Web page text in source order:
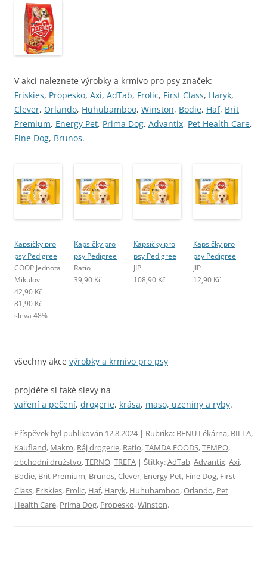
V akci naleznete výrobky a krmivo pro psy značek:
Friskies, Propesko, Axi, AdTab, Frolic, First Class, Haryk,
Clever, Orlando, Huhubamboo, Winston, Bodie, Haf, Brit
Premium, Energy Pet, Prima Dog, Advantix, Pet Health Care,
Fine Dog, Brunos.
Kapsičky pro
psy Pedigree
COOP Jednota
Mikulov
42,90 Kč
81,90 Kč
sleva 48%
Kapsičky pro
psy Pedigree
Ratio
39,90 Kč
Kapsičky pro
psy Pedigree
JIP
108,90 Kč
Kapsičky pro
psy Pedigree
JIP
12,90 Kč
všechny akce výrobky a krmivo pro psy
projděte si také slevy na
vaření a pečení, drogerie, krása, maso, uzeniny a ryby.
Příspěvek byl publikován 12.8.2024| Rubrika: BENU Lékárna, BILLA,
Kaufland, Makro, Ráj drogerie, Ratio,TAMDA FOODS,TEMPO,
obchodní družstvo,TERNO,TREFA | Štítky:AdTab,Advantix,Axi,
Bodie, Brit Premium, Brunos,Clever, Energy Pet, Fine Dog, First
Class, Friskies, Frolic, Haf, Haryk, Huhubamboo,Orlando, Pet
Health Care, Prima Dog, Propesko,Winston.